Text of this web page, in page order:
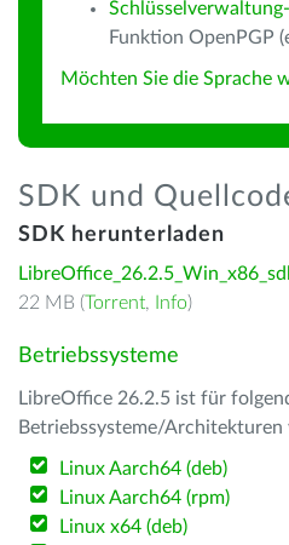
Funktion OpenPGP
Möchten Sie die Sprache
SDK und
SDK herunterladen
22 MB (Torrent, Info)
Betriebssysteme
LibreOffice 26.2.5 ist für
Betriebssysteme/Architekturen
Linux Aarch64 (deb)
Linux Aarch64 (rpm)
Linux x64 (deb)